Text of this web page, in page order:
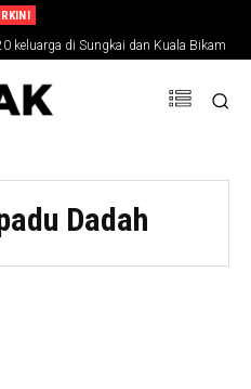
keluarga di Sungkai dan Kuala Bikam
tanah
Dadah